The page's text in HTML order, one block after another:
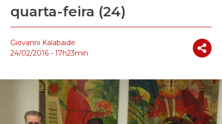
quarta-feira (24)
Giovanni Kalabaide
24/02/2016 - 17h23min